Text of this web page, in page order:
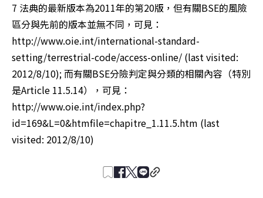
7 法典的最新版本為2011年的第20版，但有關BSE的風險
區分與先前的版本並無不同，可見：
http://www.oie.int/international-standard-
setting/terrestrial-code/access-online/ (last visited:
2012/8/10); 而有關BSE分險判定與分類的相關內容（特別
是Article 11.5.14），可見：
http://www.oie.int/index.php?
id=169&L=0&htmfile=chapitre_1.11.5.htm (last
visited: 2012/8/10)